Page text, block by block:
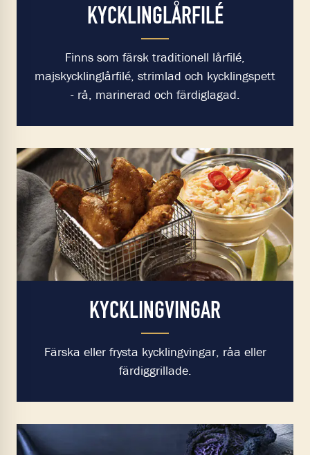
KYCKLINGLÅRFILÉ
Finns som färsk traditionell lårfilé,
majskycklinglårfilé, strimlad och kycklingspett
- rå, marinerad och färdiglagad.
KYCKLINGVINGAR
Färska eller frysta kycklingvingar, råa eller
färdiggrillade.